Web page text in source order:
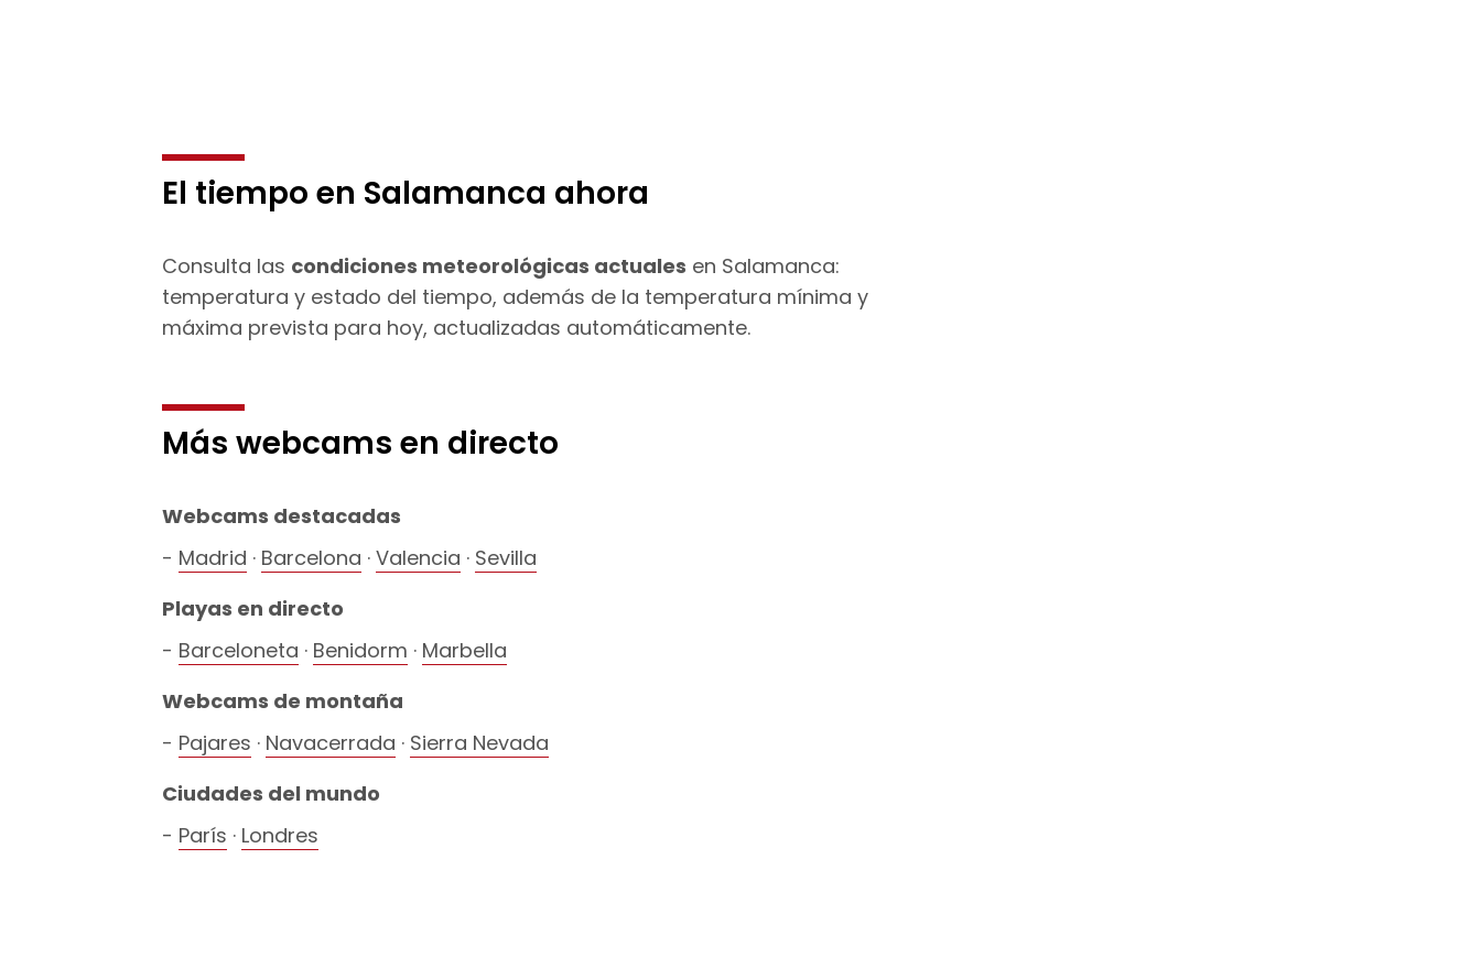
El tiempo en Salamanca ahora
Consulta las condiciones meteorológicas actuales en Salamanca:
temperatura y estado del tiempo, además de la temperatura mínima y
máxima prevista para hoy, actualizadas automáticamente.
Más webcams en directo
Webcams destacadas
Madrid · Barcelona · Valencia · Sevilla
Playas en directo
Barceloneta · Benidorm · Marbella
Webcams de montaña
Pajares · Navacerrada · Sierra Nevada
Ciudades del mundo
París · Londres